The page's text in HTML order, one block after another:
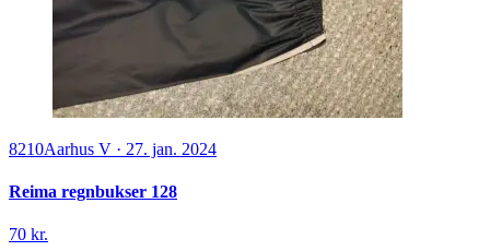
8210Aarhus V · 27. jan. 2024
Reima regnbukser 128
70 kr.